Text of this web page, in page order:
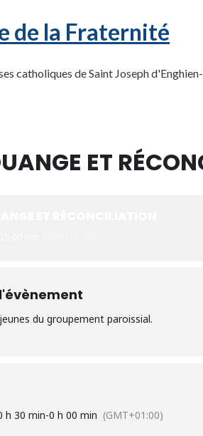
de la Fraternité
catholiques de Saint Joseph
ET
du groupement paroissial.
h 30 min-0 h 00 min (GMT+01:00)